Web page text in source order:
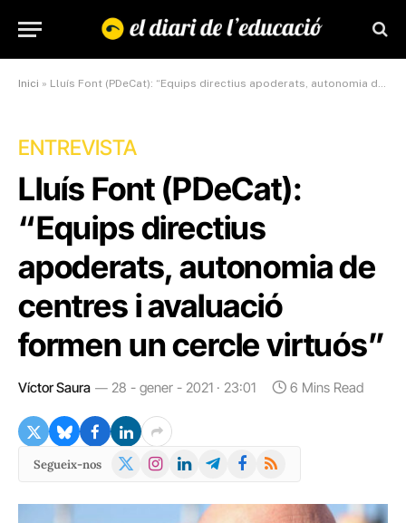
Inici » Lluís Font (PDeCat): “Equips directius apoderats, autonomia de centres i avaluació formen un cercle virtuós”
ENTREVISTA
Lluís Font (PDeCat):
“Equips directius
apoderats, autonomia de
centres i avaluació
formen un cercle virtuós”
Víctor Saura 28 - gener - 2021 · 23:01 6 Mins Read
Segueix-nos
X
Instagram
LinkedInTelegramFacebook
RSS